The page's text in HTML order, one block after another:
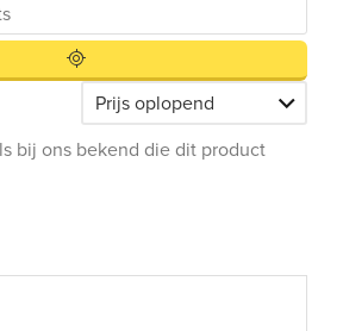
bij ons bekend die dit product